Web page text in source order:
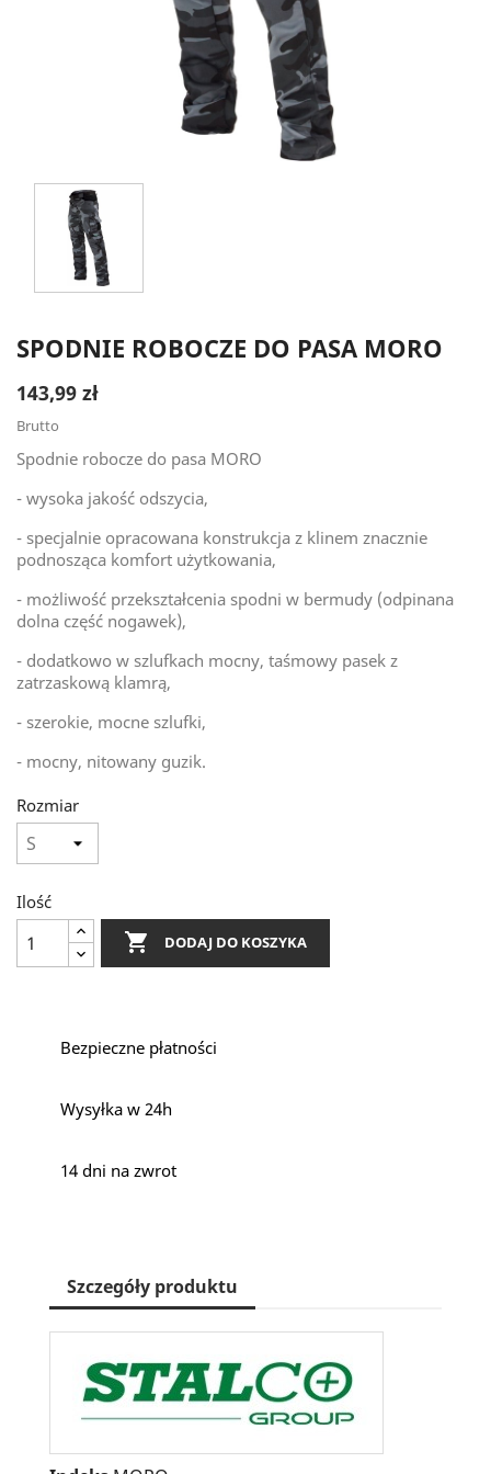
SPODNIE ROBOCZE DO PASA MORO
143,99 zł
Brutto
Spodnie robocze do pasa MORO
- wysoka jakość odszycia,
- specjalnie opracowana konstrukcja z klinem znacznie
podnosząca komfort użytkowania,
- możliwość przekształcenia spodni w bermudy (odpinana
dolna część nogawek),
- dodatkowo w szlufkach mocny, taśmowy pasek z
zatrzaskową klamrą,
- szerokie, mocne szlufki,
- mocny, nitowany guzik.
Rozmiar
Ilość
 DODAJ DO KOSZYKA
Bezpieczne płatności
Wysyłka w 24h
14 dni na zwrot
Szczegóły produktu